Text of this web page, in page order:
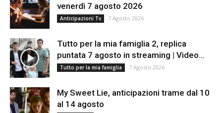
venerdì 7 agosto 2026
Anticipazioni Tv 7 Agosto 2026
Tutto per la mia famiglia 2, replica
puntata 7 agosto in streaming | Video...
Tutto per la mia famiglia 7 Agosto 2026
My Sweet Lie, anticipazioni trame dal 10
al 14 agosto